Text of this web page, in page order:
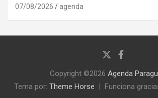
07/08/2026 agenda
Copyright ©2026 Agenda
Tema por: Theme Horse Funciona